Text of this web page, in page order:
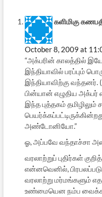
களிமிகு
October 8, 2009 at
“அக்பரின் காலத்தில்
இந்தியாவில் பரப்பும்
இந்தியாவிற்கு வந்தனர்.
பின்யான் எழுதிய அக்பர்
இந்த புத்தகம்
அண்டோனியோ.”
ஓ, அப்பவே வந்தாச்சா
வரலாற்றுப் புதிர்கள்
என்னவெனில்,
வரலாற்று மர்மங்களும்
உண்மையென நம்ப வைக்க